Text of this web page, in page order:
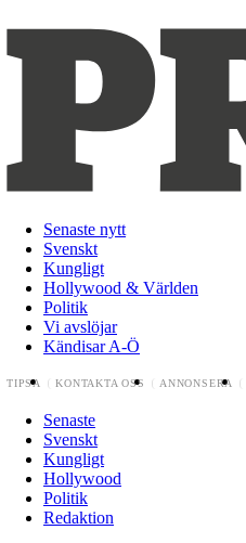
Senaste nytt
Svenskt
Kungligt
Hollywood & Världen
Politik
Vi avslöjar
Kändisar A-Ö
TIPSA KONTAKTA OSS ANNONSERA
Senaste
Svenskt
Kungligt
Hollywood
Politik
Redaktion